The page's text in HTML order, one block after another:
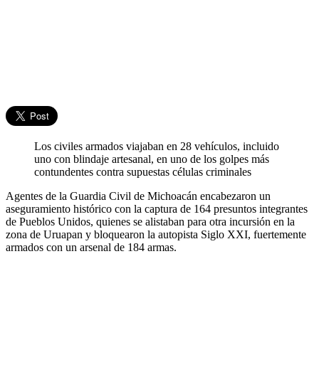
Los civiles armados viajaban en 28 vehículos, incluido
uno con blindaje artesanal, en uno de los golpes más
contundentes contra supuestas células criminales
Agentes de la Guardia Civil de Michoacán encabezaron un
aseguramiento histórico con la captura de 164 presuntos integrantes
de Pueblos Unidos, quienes se alistaban para otra incursión en la
zona de Uruapan y bloquearon la autopista Siglo XXI, fuertemente
armados con un arsenal de 184 armas.